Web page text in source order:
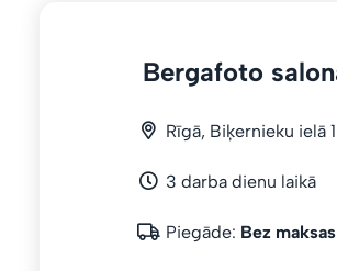
Bergafoto
Rīgā, Biķernieku ielā
3 darba dienu laikā
Piegāde: Bez maksas